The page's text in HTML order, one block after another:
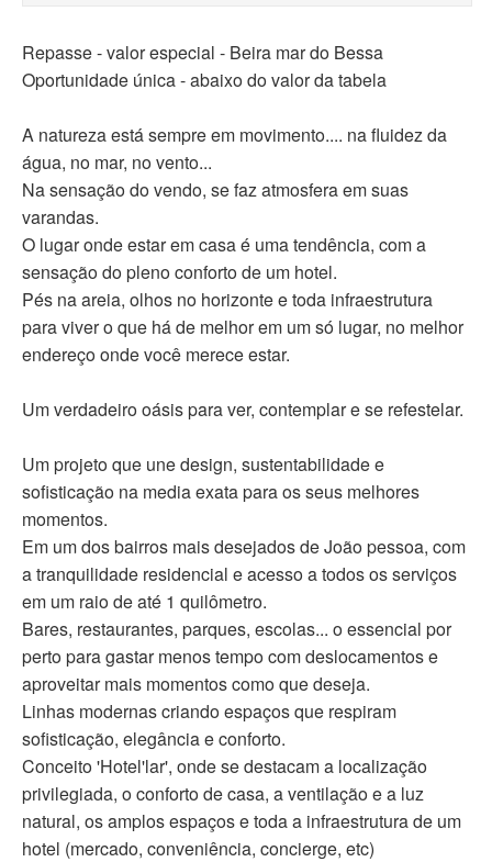
Repasse - valor especial - Beira mar do Bessa
Oportunidade única - abaixo do valor da tabela
A natureza está sempre em movimento.... na fluidez da
água, no mar, no vento...
Na sensação do vendo, se faz atmosfera em suas
varandas.
O lugar onde estar em casa é uma tendência, com a
sensação do pleno conforto de um hotel.
Pés na areia, olhos no horizonte e toda infraestrutura
para viver o que há de melhor em um só lugar, no melhor
endereço onde você merece estar.
Um verdadeiro oásis para ver, contemplar e se refestelar.
Um projeto que une design, sustentabilidade e
sofisticação na media exata para os seus melhores
momentos.
Em um dos bairros mais desejados de João pessoa, com
a tranquilidade residencial e acesso a todos os serviços
em um raio de até 1 quilômetro.
Bares, restaurantes, parques, escolas... o essencial por
perto para gastar menos tempo com deslocamentos e
aproveitar mais momentos como que deseja.
Linhas modernas criando espaços que respiram
sofisticação, elegância e conforto.
Conceito 'Hotel'lar', onde se destacam a localização
privilegiada, o conforto de casa, a ventilação e a luz
natural, os amplos espaços e toda a infraestrutura de um
hotel (mercado, conveniência, concierge, etc)